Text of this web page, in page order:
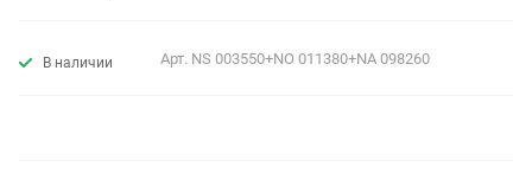
В наличии Арт. NS 003550+NO 011380+NA 098260